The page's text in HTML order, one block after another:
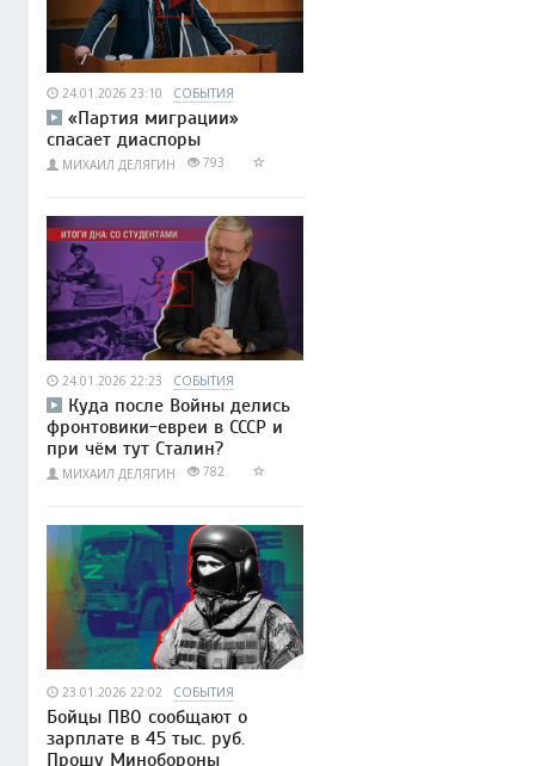
24.01.2026 23:10 СОБЫТИЯ
«Партия миграции»
спасает диаспоры
МИХАИЛ ДЕЛЯГИН 793
24.01.2026 22:23 СОБЫТИЯ
Куда после Войны делись
фронтовики-евреи в СССР и
при чём тут Сталин?
МИХАИЛ ДЕЛЯГИН 782
23.01.2026 22:02 СОБЫТИЯ
Бойцы ПВО сообщают о
зарплате в 45 тыс. руб.
Прошу Минобороны